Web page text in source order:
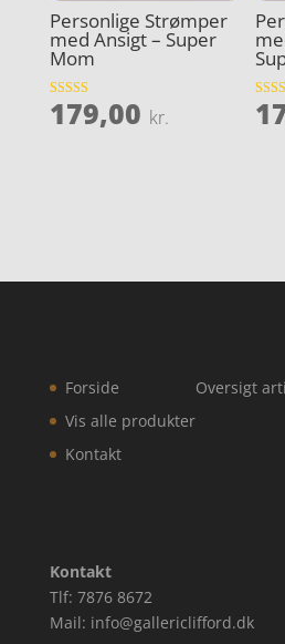
Personlige Strømper
med Ansigt – Super
Mom
Vurderet
4.4
179,00 kr.
4.9
Forside
Vis alle produkter
Kontakt
Oversigt
Kontakt
Tlf: 7876 8672
Mail: info@gallericlifford.dk